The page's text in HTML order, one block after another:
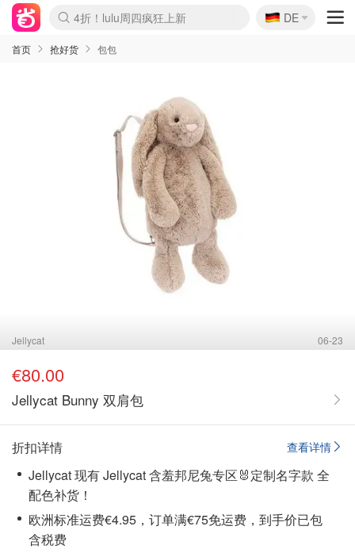
Boticinal 夏促开抢！
4折！lulu周四疯狂上新
还没结束！&OtherStories大促
Joybuy变相75折 随时失效
速领！Stanley独家85折
疑似霸哥！Camper额外叠85折
Zalando 奥莱闪促！每日更新
Moncler反季囤！5折起+叠9折
Coach Brooklyn仅€192
🇩🇪
DE
首页 抢好货 包包
Jellycat 06-23
€80.00
Jellycat Bunny 双肩包
查看详情
折扣详情
Jellycat 现有 Jellycat 含羞邦尼兔专区🐰定制名字款 全
配色补货！
欧洲标准运费€4.95，订单满€75免运费，到手价已包
含税费